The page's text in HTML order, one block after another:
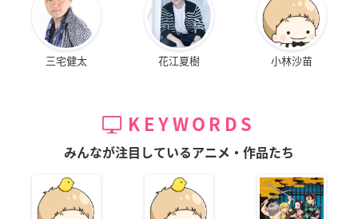
三宅健太 花江夏樹 小林沙苗
KEYWORDS
みんなが注目しているアニメ・作品たち